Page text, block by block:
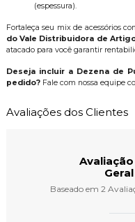
(espessura).
Fortaleça seu mix de acessórios
do Vale Distribuidora de
atacado para você garantir
Deseja incluir a Dezena de
pedido?Fale com nossa equipe
Avaliações dos Clientes
Avaliação
Geral
Baseado em2